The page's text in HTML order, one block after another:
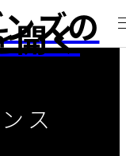
ズの
開く
ス